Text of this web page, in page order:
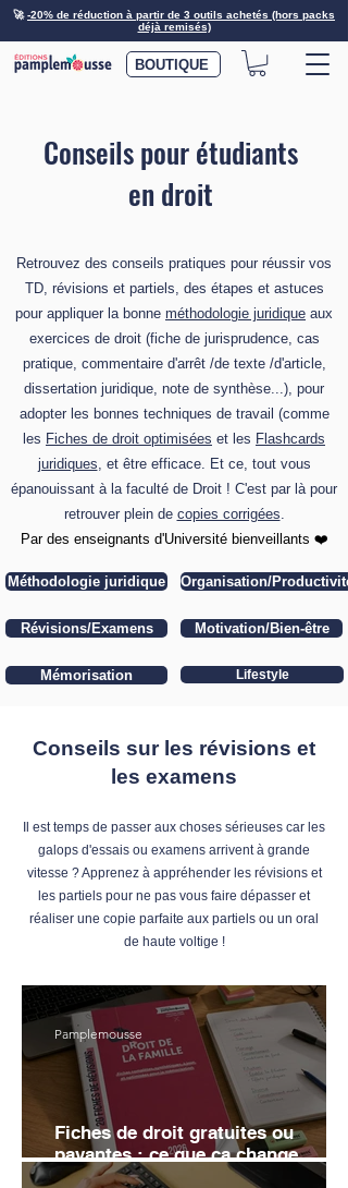
🚀-20% de réduction à partir de 3 outils achetés (hors packs
déjà remisés)
BOUTIQUE
Conseils pour étudiants
en droit
Retrouvez des conseils pratiques pour réussir vos
TD, révisions et partiels, des étapes et astuces
pour appliquer la bonne méthodologie juridique aux
exercices de droit (fiche de jurisprudence, cas
pratique, commentaire d'arrêt /de texte /d'article,
dissertation juridique, note de synthèse...), pour
adopter les bonnes techniques de travail (comme
les Fiches de droit optimisées et les Flashcards
juridiques, et être efficace. Et ce, tout vous
épanouissant à la faculté de Droit ! C'est par là pour
retrouver plein de copies corrigées.
​Par des enseignants d'Université bienveillants ❤️
Méthodologie juridique Organisation/Productivité
Révisions/Examens Motivation/Bien-être
Mémorisation Lifestyle
Conseils sur les révisions et
les examens
Il est temps de passer aux choses sérieuses car les
galops d'essais ou examens arrivent à grande
vitesse ? Apprenez à appréhender les révisions et
les partiels pour ne pas vous faire dépasser et
réaliser une copie parfaite aux partiels ou un oral
de haute voltige !
Fiches de droit gratuites ou
payantes : ce que ça change
vraiment sur ta note
Pamplemousse